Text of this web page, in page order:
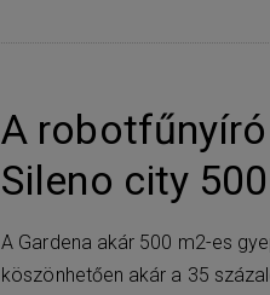
A
Sileno city
A Gardena akár 500 m2-es
köszönhetően akár a 35